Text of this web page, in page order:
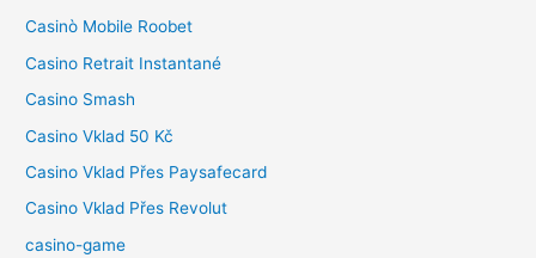
Casinò Mobile Roobet
Casino Retrait Instantané
Casino Smash
Casino Vklad 50 Kč
Casino Vklad Přes Paysafecard
Casino Vklad Přes Revolut
casino-game